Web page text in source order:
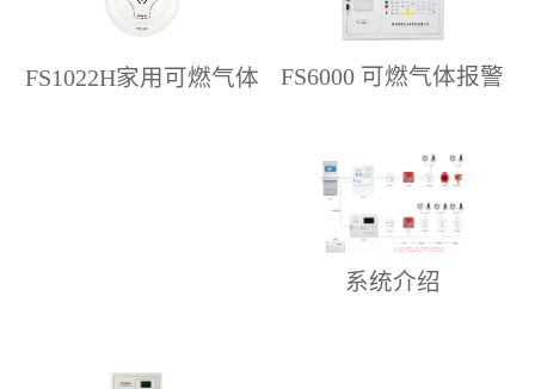
FS1022H家用可燃气体 FS6000 可燃气体报警
系统介绍